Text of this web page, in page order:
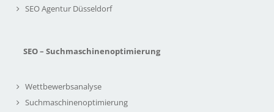
SEO Agentur Düsseldorf
SEO – Suchmaschinenoptimierung
Wettbewerbsanalyse
Suchmaschinenoptimierung